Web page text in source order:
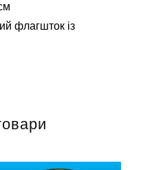
флагшток із